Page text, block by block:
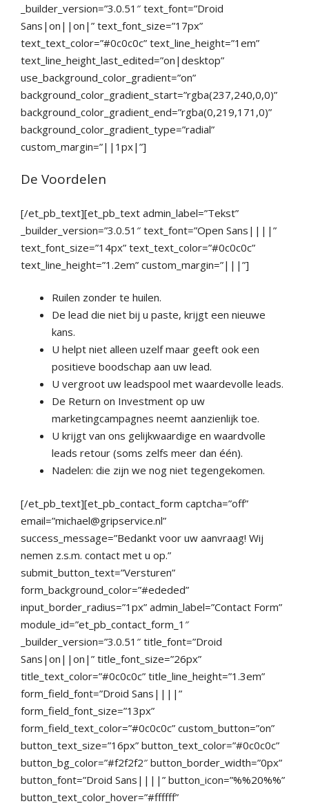
_builder_version=”3.0.51″ text_font=”Droid
Sans|on||on|” text_font_size=”17px”
text_text_color=”#0c0c0c” text_line_height=”1em”
text_line_height_last_edited=”on|desktop”
use_background_color_gradient=”on”
background_color_gradient_start=”rgba(237,240,0,0)”
background_color_gradient_end=”rgba(0,219,171,0)”
background_color_gradient_type=”radial”
custom_margin=”||1px|”]
De Voordelen
[/et_pb_text][et_pb_text admin_label=”Tekst”
_builder_version=”3.0.51″ text_font=”Open Sans||||”
text_font_size=”14px” text_text_color=”#0c0c0c”
text_line_height=”1.2em” custom_margin=”|||”]
Ruilen zonder te huilen.
De lead die niet bij u paste, krijgt een nieuwe
kans.
U helpt niet alleen uzelf maar geeft ook een
positieve boodschap aan uw lead.
U vergroot uw leadspool met waardevolle leads.
De Return on Investment op uw
marketingcampagnes neemt aanzienlijk toe.
U krijgt van ons gelijkwaardige en waardvolle
leads retour (soms zelfs meer dan één).
Nadelen: die zijn we nog niet tegengekomen.
[/et_pb_text][et_pb_contact_form captcha=”off”
email=”michael@gripservice.nl”
success_message=”Bedankt voor uw aanvraag! Wij
nemen z.s.m. contact met u op.”
submit_button_text=”Versturen”
form_background_color=”#ededed”
input_border_radius=”1px” admin_label=”Contact Form”
module_id=”et_pb_contact_form_1″
_builder_version=”3.0.51″ title_font=”Droid
Sans|on||on|” title_font_size=”26px”
title_text_color=”#0c0c0c” title_line_height=”1.3em”
form_field_font=”Droid Sans||||”
form_field_font_size=”13px”
form_field_text_color=”#0c0c0c” custom_button=”on”
button_text_size=”16px” button_text_color=”#0c0c0c”
button_bg_color=”#f2f2f2″ button_border_width=”0px”
button_font=”Droid Sans||||” button_icon=”%%20%%”
button_text_color_hover=”#ffffff”